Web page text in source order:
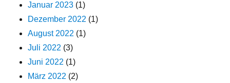
Januar 2023 (1)
Dezember 2022 (1)
August 2022 (1)
Juli 2022 (3)
Juni 2022 (1)
März 2022 (2)